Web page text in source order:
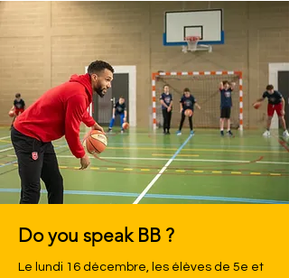
Do you speak BB ?
Le lundi 16 décembre, les élèves de 5e et